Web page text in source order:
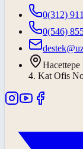
0(312)
0(546)
4. Kat Ofis